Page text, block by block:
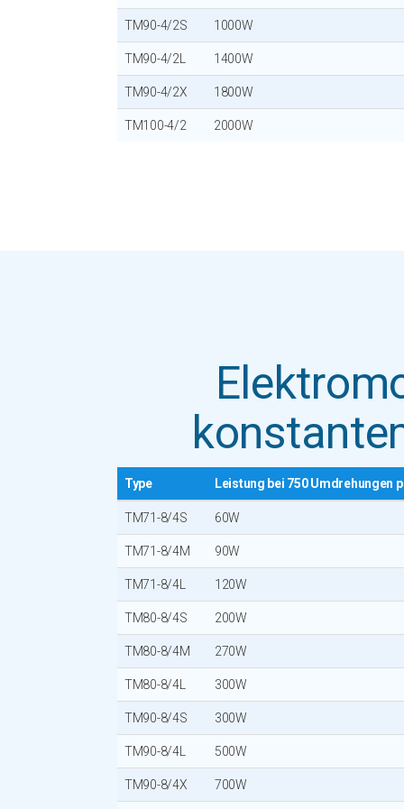
TM90-4/2S 1000W
TM90-4/2L 1400W
TM90-4/2X 1800W
TM100-4/2 2000W
Type Leistung bei 750 Umdrehungen
TM71-8/4S 60W
TM71-8/4M 90W
TM71-8/4L 120W
TM80-8/4S 200W
TM80-8/4M 270W
TM80-8/4L 300W
TM90-8/4S 300W
TM90-8/4L 500W
TM90-8/4X 700W